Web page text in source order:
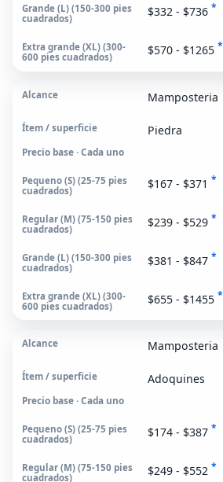
$332 - $736 *
$570 - $1265 *
Mamposteria
Piedra
Precio base · Cada uno
$167 - $371 *
$239 - $529 *
$381 - $847 *
$655 - $1455 *
Mamposteria
Adoquines
Precio base · Cada uno
$174 - $387 *
$249 - $552 *